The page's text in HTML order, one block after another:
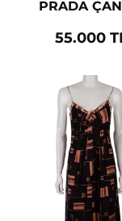
PRADA
55.000